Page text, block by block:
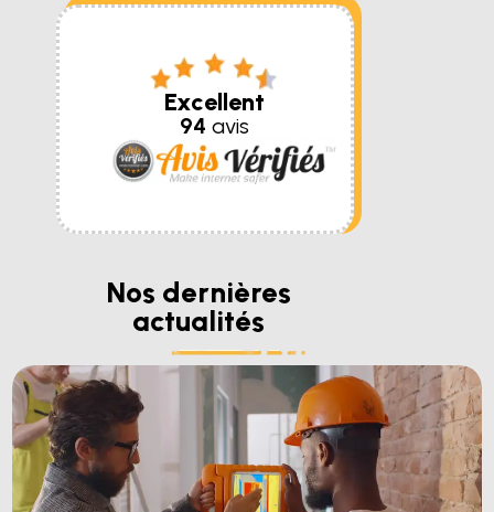
Excellent
94 avis
Nos dernières
actualités